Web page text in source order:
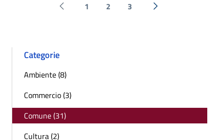
Pagina precedente
1 2 3 Successiva »
Categorie
Ambiente (8)
Commercio (3)
Comune (31)
Cultura (2)